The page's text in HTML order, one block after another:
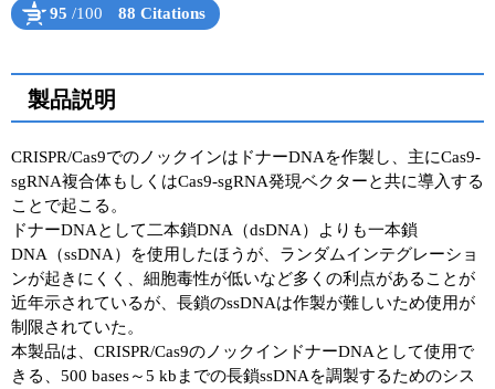
95 /100 88 Citations
製品説明
CRISPR/Cas9でのノックインはドナーDNAを作製し、主にCas9-
sgRNA複合体もしくはCas9-sgRNA発現ベクターと共に導入する
ことで起こる。
ドナーDNAとして二本鎖DNA（dsDNA）よりも一本鎖
DNA（ssDNA）を使用したほうが、ランダムインテグレーショ
ンが起きにくく、細胞毒性が低いなど多くの利点があることが
近年示されているが、長鎖のssDNAは作製が難しいため使用が
制限されていた。
本製品は、CRISPR/Cas9のノックインドナーDNAとして使用で
きる、500 bases～5 kbまでの長鎖ssDNAを調製するためのシス